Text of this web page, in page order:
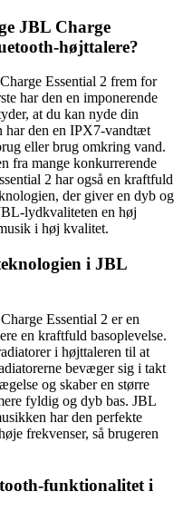
JBL Charge
højttalere?
Essential 2 frem for
har den en imponerende
at du kan nyde din
har den en IPX7-vandtæt
eller brug omkring vand.
fra mange konkurrerende
2 har også en kraftfuld
der giver en dyb og
lydkvaliteten en høj
i høj kvalitet.
i JBL
Essential 2 er en
en kraftfuld basoplevelse.
i højttaleren til at
bevæger sig i takt
og skaber en større
fyldig og dyb bas. JBL
har den perfekte
frekvenser, så brugeren
funktionalitet i